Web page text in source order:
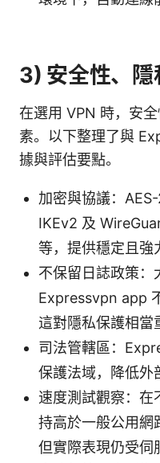
3) 安全性、
在選用 VPN 時，安
素。以下整理了與
據與評估要點。
加密與協議：
IKEv2 及
等，提供穩定且強
不保留日誌政策：
Expressvpn app
這對隱私保護相當
司法管轄區：
保護法域，降低外
速度測試觀察：在
持高於一般公用網
但實際表現仍受伺